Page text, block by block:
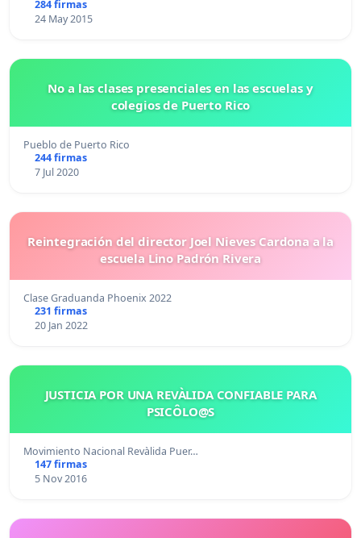
284 firmas
24 May 2015
No a las clases presenciales en las escuelas y
colegios de Puerto Rico
Pueblo de Puerto Rico
244 firmas
7 Jul 2020
Reintegración del director Joel Nieves Cardona a la
escuela Lino Padrón Rivera
Clase Graduanda Phoenix 2022
231 firmas
20 Jan 2022
JUSTICIA POR UNA REVÀLIDA CONFIABLE PARA
PSICÔLO@S
Movimiento Nacional Revàlida Puer…
147 firmas
5 Nov 2016